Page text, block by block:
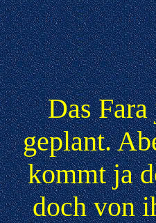
Das
geplant.
kommt ja
doch von